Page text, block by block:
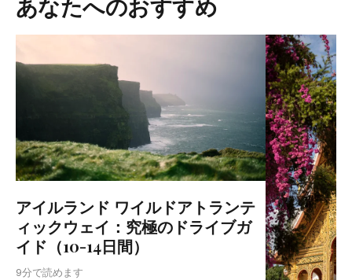
あなたへのおすすめ
アイルランド ワイルドアトランテ
ィックウェイ：究極のドライブガ
イド（10-14日間）
9分で読めます